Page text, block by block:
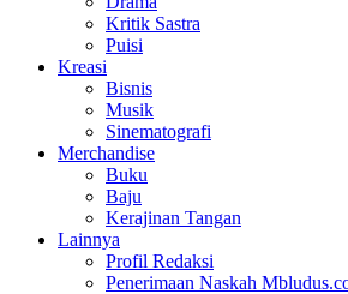
Kritik Sastra
Puisi
Kreasi
Bisnis
Musik
Sinematografi
Merchandise
Buku
Baju
Kerajinan Tangan
Lainnya
Profil Redaksi
Penerimaan Naskah